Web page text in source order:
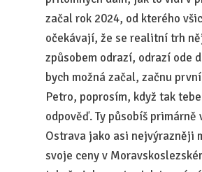
začal rok 2024, od kterého
očekávají, že se realitní trh
způsobem odrazí, odrazí ode
bych možná začal, začnu
Petro, poprosím, když tak
odpověď. Ty působíš primárně
Ostrava jako asi nejvýrazněji
svoje ceny v